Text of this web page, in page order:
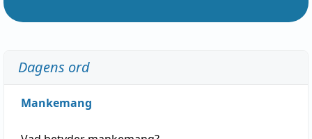
Dagens ord
Mankemang